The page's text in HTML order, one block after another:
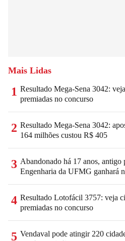
Mais Lidas
1 Resultado Mega-Sena 3042:
premiadas no concurso
2 Resultado Mega-Sena 3042:
164 milhões custou R$ 405
3 Abandonado há 17 anos, antigo
Engenharia da UFMG ganhará
4 Resultado Lotofácil 3757: veja
premiadas no concurso
5 Vendaval pode atingir 220